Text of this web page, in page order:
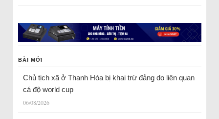
BÀI MỚI
Chủ tịch xã ở Thanh Hóa bị khai trừ đảng do liên quan
cá độ world cup
06/08/2026